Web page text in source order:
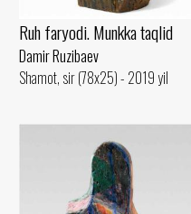
Ruh faryodi. Munkka taqlid
Damir Ruzibaev
Shamot, sir (78x25) - 2019 yil